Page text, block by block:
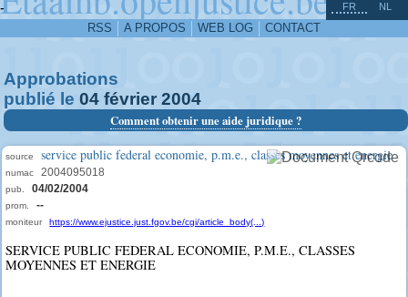
-
RSS A PROPOS WEB LOG CONTACT
FR NL
Approbations
publié le 04 février 2004
Comment obtenir une aide juridique ?
source service public federal economie, p.m.e., classes moyennes et energie
numac 2004095018
pub. 04/02/2004
prom. --
moniteur https://www.ejustice.just.fgov.be/cgi/article_body(...)
SERVICE PUBLIC FEDERAL ECONOMIE, P.M.E., CLASSES
MOYENNES ET ENERGIE
^